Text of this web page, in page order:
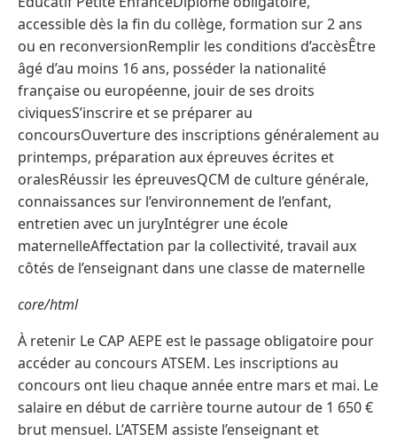
accessible dès la fin du collège, formation sur 2 ans
ou en reconversionRemplir les conditions d’accèsÊtre
âgé d’au moins 16 ans, posséder la nationalité
française ou européenne, jouir de ses droits
civiquesS’inscrire et se préparer au
concoursOuverture des inscriptions généralement au
printemps, préparation aux épreuves écrites et
oralesRéussir les épreuvesQCM de culture générale,
connaissances sur l’environnement de l’enfant,
entretien avec un juryIntégrer une école
maternelleAffectation par la collectivité, travail aux
côtés de l’enseignant dans une classe de maternelle
core/html
À retenir Le CAP AEPE est le passage obligatoire pour
accéder au concours ATSEM. Les inscriptions au
concours ont lieu chaque année entre mars et mai. Le
salaire en début de carrière tourne autour de 1 650 €
brut mensuel. L’ATSEM assiste l’enseignant et